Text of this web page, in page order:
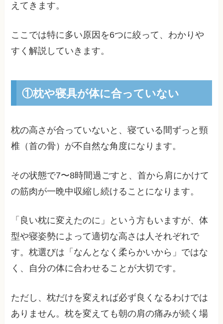
えてきます。
ここでは特に多い原因を6つに絞って、わかりや
すく解説していきます。
①枕や寝具が体に合っていない
枕の高さが合っていないと、寝ている間ずっと頸
椎（首の骨）が不自然な角度になります。
その状態で7〜8時間過ごすと、首から肩にかけて
の筋肉が一晩中収縮し続けることになります。
「良い枕に変えたのに」という方もいますが、体
型や寝姿勢によって適切な高さは人それぞれで
す。枕選びは「なんとなく柔らかいから」ではな
く、自分の体に合わせることが大切です。
ただし、枕だけを変えれば必ず良くなるわけでは
ありません。枕を変えても朝の肩の痛みが続く場